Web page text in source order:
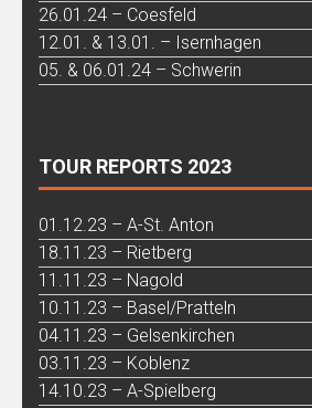
26.01.24 – Coesfeld
12.01. & 13.01. – Isernhagen
05. & 06.01.24 – Schwerin
TOUR REPORTS 2023
01.12.23 – A-St. Anton
18.11.23 – Rietberg
11.11.23 – Nagold
10.11.23 – Basel/Pratteln
04.11.23 – Gelsenkirchen
03.11.23 – Koblenz
14.10.23 – A-Spielberg